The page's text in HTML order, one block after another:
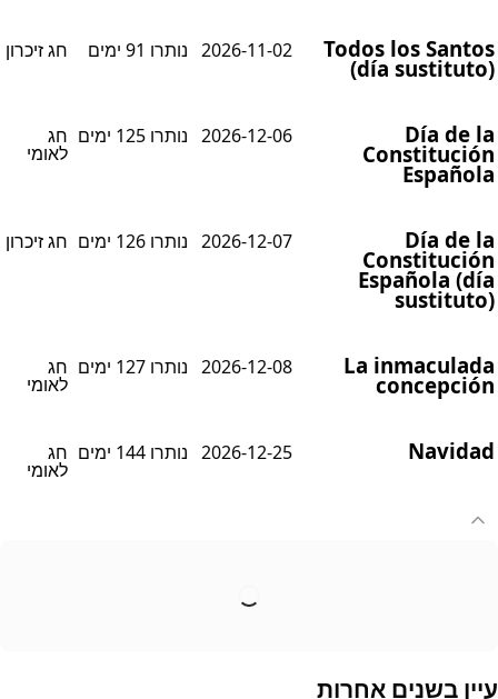
Todos los
(día
2026-11-02 נותרו 91 ימים חג זיכרון
Día de
2026-12-06 נותרו 125 ימים חג
לאומי
Día de
Española
2026-12-07 נותרו 126 ימים חג זיכרון
La
2026-12-08 נותרו 127 ימים חג
לאומי
2026-12-25 נותרו 144 ימים חג
לאומי
בשנים אחרות